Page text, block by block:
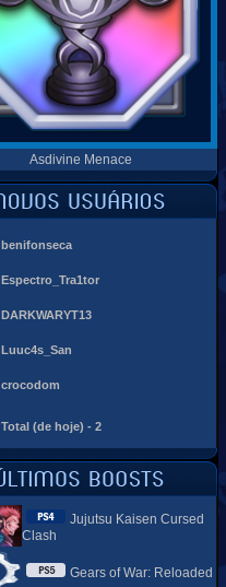
Asdivine Menace
benifonseca
Espectro_Tra1tor
DARKWARYT13
Luuc4s_San
crocodom
Total (de hoje) - 2
Jujutsu Kaisen Cursed
Clash
Gears of War: Reloaded